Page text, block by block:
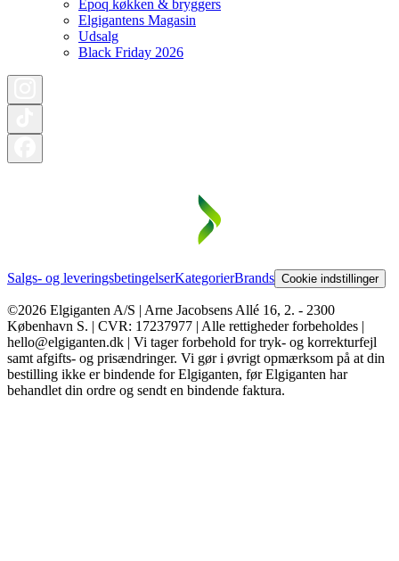
Epoq køkken & bryggers
Elgigantens Magasin
Udsalg
Black Friday 2026
Salgs- og leveringsbetingelserKategorierBrands Cookie indstillinger
©2026 Elgiganten A/S | Arne Jacobsens Allé 16, 2. - 2300
København S. | CVR: 17237977 | Alle rettigheder forbeholdes |
hello@elgiganten.dk | Vi tager forbehold for tryk- og korrekturfejl
samt afgifts- og prisændringer. Vi gør i øvrigt opmærksom på at din
bestilling ikke er bindende for Elgiganten, før Elgiganten har
behandlet din ordre og sendt en bindende faktura.